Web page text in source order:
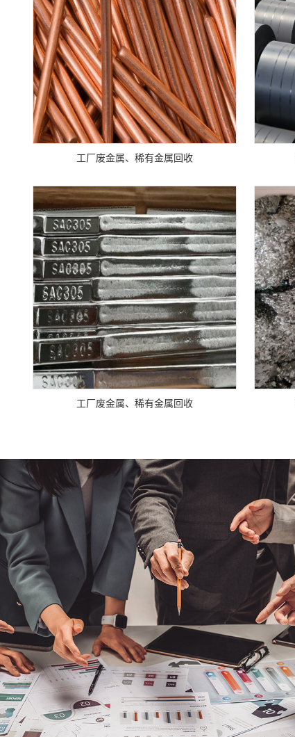
工厂废金属、稀有金属回收
工厂废金属、稀有金属回收